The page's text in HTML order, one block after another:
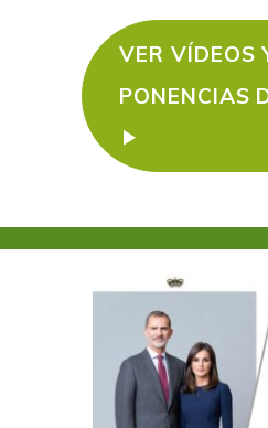
VER VÍDEOS
PONENCIAS